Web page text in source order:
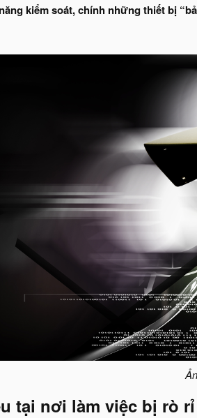
kiểm soát, chính những thiết bị
tại nơi làm việc bị rò rỉ​